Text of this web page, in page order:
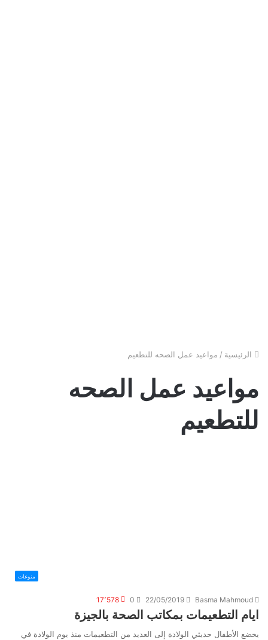
الرئيسية / مواعيد عمل الصحه للتطعيم
مواعيد عمل الصحه
للتطعيم
منوعات
Basma Mahmoud
22/05/2019
0 17٬578
ايام التطعيمات بمكاتب الصحة بالجيزة
يخضع الأطفال حديثي الولادة إلى العديد من التطعيمات منذ يوم الولادة في